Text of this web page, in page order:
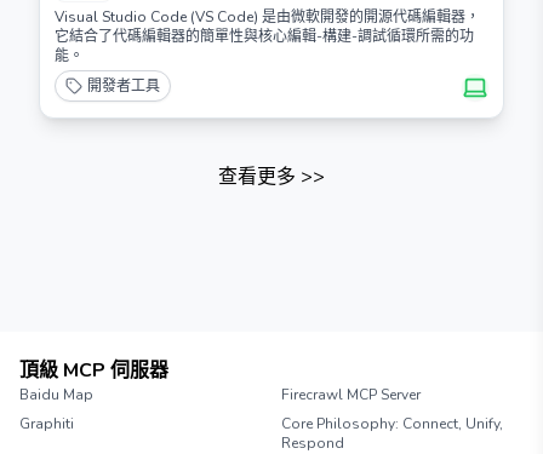
Visual Studio Code (VS Code) 是由微軟開發的開源代碼編輯器，
它結合了代碼編輯器的簡單性與核心編輯-構建-調試循環所需的功
能。
開發者工具
查看更多 >>
頂級 MCP 伺服器
Baidu Map
Firecrawl MCP Server
Graphiti
Core Philosophy: Connect, Unify,
Respond